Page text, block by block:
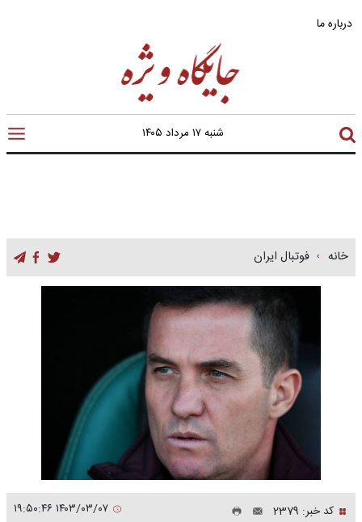
درباره ما
شنبه ۱۷ مرداد ۱۴۰۵
خانه فوتبال ایران
کد خبر: 2379